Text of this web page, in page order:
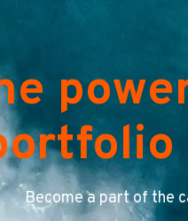
Become a part of the